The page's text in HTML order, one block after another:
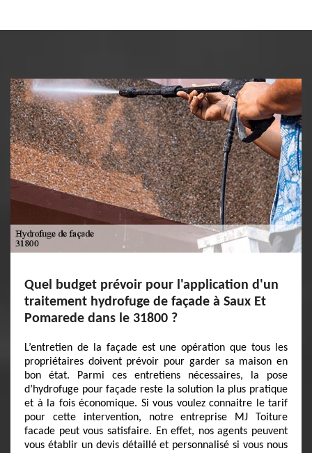
Quel budget prévoir pour l'application d'un
traitement hydrofuge de façade à Saux Et
Pomarede dans le 31800 ?
L’entretien de la façade est une opération que tous les
propriétaires doivent prévoir pour garder sa maison en
bon état. Parmi ces entretiens nécessaires, la pose
d’hydrofuge pour façade reste la solution la plus pratique
et à la fois économique. Si vous voulez connaitre le tarif
pour cette intervention, notre entreprise MJ Toiture
facade peut vous satisfaire. En effet, nos agents peuvent
vous établir un devis détaillé et personnalisé si vous nous